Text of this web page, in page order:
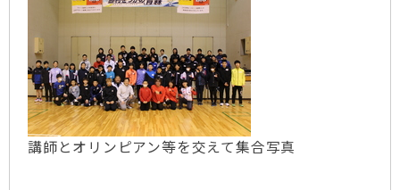
講師とオリンピアン等を交えて集合写真